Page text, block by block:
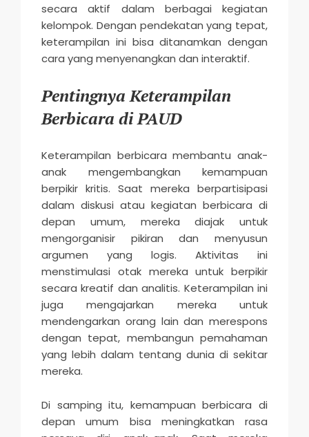
secara aktif dalam berbagai kegiatan
kelompok. Dengan pendekatan yang tepat,
keterampilan ini bisa ditanamkan dengan
cara yang menyenangkan dan interaktif.
Pentingnya Keterampilan
Berbicara di PAUD
Keterampilan berbicara membantu anak-
anak mengembangkan kemampuan
berpikir kritis. Saat mereka berpartisipasi
dalam diskusi atau kegiatan berbicara di
depan umum, mereka diajak untuk
mengorganisir pikiran dan menyusun
argumen yang logis. Aktivitas ini
menstimulasi otak mereka untuk berpikir
secara kreatif dan analitis. Keterampilan ini
juga mengajarkan mereka untuk
mendengarkan orang lain dan merespons
dengan tepat, membangun pemahaman
yang lebih dalam tentang dunia di sekitar
mereka.
Di samping itu, kemampuan berbicara di
depan umum bisa meningkatkan rasa